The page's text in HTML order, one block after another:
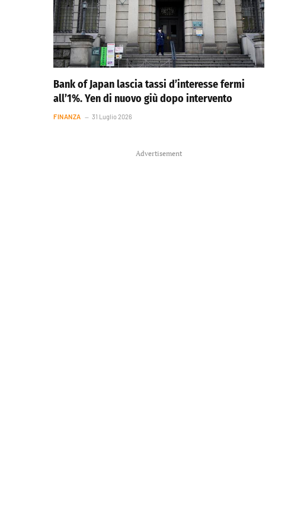
Bank of Japan lascia tassi d’interesse fermi
all’1%. Yen di nuovo giù dopo intervento
FINANZA 31 Luglio 2026
Advertisement